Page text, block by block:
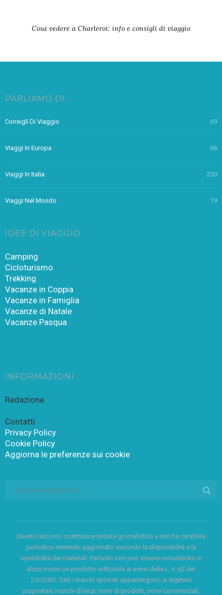
Cosa vedere a Charleroi: info e consigli di viaggio
PARLIAMO DI…
Consigli Di Viaggio 69
Viaggi In Europa 66
Viaggi In Italia 250
Viaggi Nel Mondo 19
IDEE DI VIAGGIO
Camping
Cicloturismo
Trekking
Vacanze in Coppia
Vacanze in Famiglia
Vacanze di Natale
Vacanze Pasqua
INFORMAZIONI
Redazione
Contatti
Privacy Policy
Cookie Policy
Aggiorna le preferenze sui cookie
Questo sito non costituisce testata giornalistica e non ha carattere
periodico essendo aggiornato secondo la disponibilità e la
reperibilità dei materiali. Pertanto non può essere considerato in
alcun modo un prodotto editoriale ai sensi della L. n. 62 del
7/3/2001. Tutti i marchi riportati appartengono ai legittimi
proprietari; marchi di terzi, nomi di prodotti, nomi commerciali,